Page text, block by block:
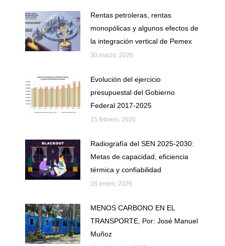
Rentas petroleras, rentas
monopólicas y algunos efectos de
la integración vertical de Pemex
30 marzo, 2026
Evolución del ejercicio
presupuestal del Gobierno
Federal 2017-2025
15 febrero, 2026
Radiografía del SEN 2025-2030:
Metas de capacidad, eficiencia
térmica y confiabilidad
28 enero, 2026
MENOS CARBONO EN EL
TRANSPORTE, Por: José Manuel
Muñoz